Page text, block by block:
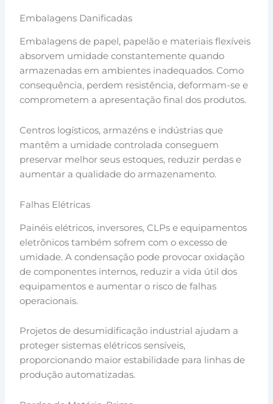
Embalagens Danificadas
Embalagens de papel, papelão e materiais flexíveis
absorvem umidade constantemente quando
armazenadas em ambientes inadequados. Como
consequência, perdem resistência, deformam-se e
comprometem a apresentação final dos produtos.
Centros logísticos, armazéns e indústrias que
mantêm a umidade controlada conseguem
preservar melhor seus estoques, reduzir perdas e
aumentar a qualidade do armazenamento.
Falhas Elétricas
Painéis elétricos, inversores, CLPs e equipamentos
eletrônicos também sofrem com o excesso de
umidade. A condensação pode provocar oxidação
de componentes internos, reduzir a vida útil dos
equipamentos e aumentar o risco de falhas
operacionais.
Projetos de desumidificação industrial ajudam a
proteger sistemas elétricos sensíveis,
proporcionando maior estabilidade para linhas de
produção automatizadas.